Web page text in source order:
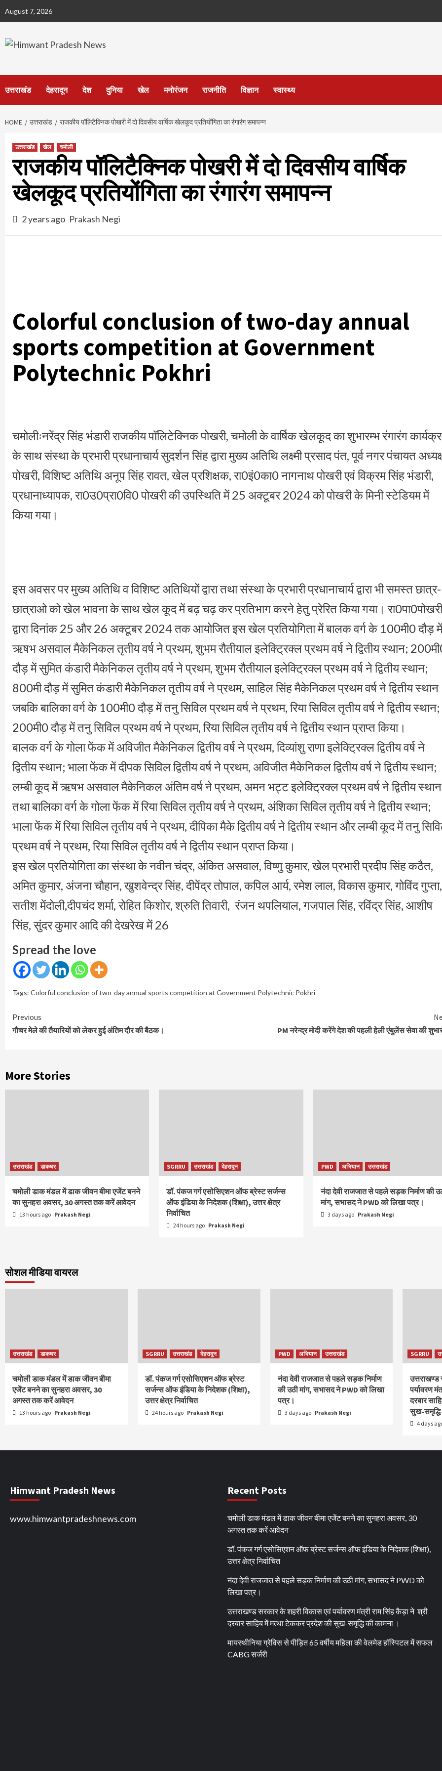
August 7, 2026
उत्तराखंड देहरादून देश दुनिया खेल मनोरंजन राजनीति विज्ञान स्वास्थ्य
HOME उत्तराखंड राजकीय पॉलिटैक्निक पोखरी में दो दिवसीय वार्षिक खेलकूद प्रतियोंगिता का रंगारंग समापन्न
उत्तराखंड खेल चमोली
राजकीय पॉलिटैक्निक पोखरी में दो दिवसीय वार्षिक
खेलकूद प्रतियोंगिता का रंगारंग समापन्न
2 years ago Prakash Negi
Colorful conclusion of two-day annual
sports competition at Government
Polytechnic Pokhri
चमोलीःनरेंद्र सिंह भंडारी राजकीय पॉलिटेक्निक पोखरी, चमोली के वार्षिक खेलकूद का शुभारम्भ रंगारंग
के साथ संस्था के प्रभारी प्रधानाचार्य सुदर्शन सिंह द्वारा मुख्य अतिथि लक्ष्मी प्रसाद पंत, पूर्व नगर पंचायत
पोखरी, विशिष्ट अतिथि अनूप सिंह रावत, खेल प्रशिक्षक, रा0इं0का0 नागनाथ पोखरी एवं विक्रम सिंह भंडारी,
प्रधानाध्यापक, रा0उ0प्रा0वि0 पोखरी की उपस्थिति में 25 अक्टूबर 2024 को पोखरी के मिनी स्टेडियम में
किया गया।
इस अवसर पर मुख्य अतिथि व विशिष्ट अतिथियों द्वारा तथा संस्था के प्रभारी प्रधानाचार्य द्वारा भी समस्त छात्र-
छात्राओ को खेल भावना के साथ खेल कूद में बढ़ चढ़ कर प्रतिभाग करने हेतु प्रेरित किया गया। रा0पा0पोखरी
द्वारा दिनांक 25 और 26 अक्टूबर 2024 तक आयोजित इस खेल प्रतियोगिता में बालक वर्ग के 100मी0 दौड़ में
ऋषभ असवाल मैकेनिकल तृतीय वर्ष ने प्रथम, शुभम रौतीयाल इलेक्ट्रिक्ल प्रथम वर्ष ने द्वितीय स्थान;
दौड़ में सुमित कंडारी मैकेनिकल तृतीय वर्ष ने प्रथम, शुभम रौतीयाल इलेक्ट्रिक्ल प्रथम वर्ष ने द्वितीय स्थान;
800मी दौड़ में सुमित कंडारी मैकेनिकल तृतीय वर्ष ने प्रथम, साहिल सिंह मैकेनिकल प्रथम वर्ष ने द्वितीय स्थान
जबकि बालिका वर्ग के 100मी0 दौड़ में तनु सिविल प्रथम वर्ष ने प्रथम, रिया सिविल तृतीय वर्ष ने द्वितीय स्थान;
200मी0 दौड़ में तनु सिविल प्रथम वर्ष ने प्रथम, रिया सिविल तृतीय वर्ष ने द्वितीय स्थान प्राप्त किया।
बालक वर्ग के गोला फेंक में अविजीत मैकेनिकल द्वितीय वर्ष ने प्रथम, दिव्यांशु राणा इलेक्ट्रिक्ल द्वितीय वर्ष ने
द्वितीय स्थान; भाला फेंक में दीपक सिविल द्वितीय वर्ष ने प्रथम, अविजीत मैकेनिकल द्वितीय वर्ष ने द्वितीय स्थान;
लम्बी कूद में ऋषभ असवाल मैकेनिकल अंतिम वर्ष ने प्रथम, अमन भट्ट इलेक्ट्रिक्ल प्रथम वर्ष ने द्वितीय स्थान
तथा बालिका वर्ग के गोला फेंक में रिया सिविल तृतीय वर्ष ने प्रथम, अंशिका सिविल तृतीय वर्ष ने द्वितीय स्थान;
भाला फेंक में रिया सिविल तृतीय वर्ष ने प्रथम, दीपिका मैके द्वितीय वर्ष ने द्वितीय स्थान और लम्बी कूद में तनु
प्रथम वर्ष ने प्रथम, रिया सिविल तृतीय वर्ष ने द्वितीय स्थान प्राप्त किया।
इस खेल प्रतियोगिता का संस्था के नवीन चंद्र, अंकित असवाल, विष्णु कुमार, खेल प्रभारी प्रदीप सिंह कठैत,
अमित कुमार, अंजना चौहान, खुशवेन्द्र सिंह, दीपेंद्र तोपाल, कपिल आर्य, रमेश लाल, विकास कुमार, गोविंद गुप्ता,
सतीश मेंदोली,दीपचंद शर्मा, रोहित किशोर, श्रुति तिवारी, रंजन थपलियाल, गजपाल सिंह, रविंद्र सिंह, आशीष
सिंह, सुंदर कुमार आदि की देखरेख में 26
Spread the love
Tags: Colorful conclusion of two-day annual sports competition at Government Polytechnic Pokhri
Continue
Reading
Previous
गौचर मेले की तैयारियों को लेकर हुई अंतिम दौर की बैठक।
PM नरेन्द्र मोदी करेंगे देश की पहली हेली एंबुलेंस सेवा की
More Stories
उत्तराखंड डाकघर
चमोली डाक मंडल में डाक जीवन बीमा एजेंट बनने
का सुनहरा अवसर, 30 अगस्त तक करें आवेदन
13 hours ago Prakash Negi
SGRRU उत्तराखंड देहरादून
डॉ. पंकज गर्ग एसोसिएशन ऑफ ब्रेस्ट सर्जन्स
ऑफ इंडिया के निदेशक (शिक्षा), उत्तर क्षेत्र
निर्वाचित
24 hours ago Prakash Negi
PWD अभियान उत्तराखंड
नंदा देवी राजजात से पहले सड़क निर्माण की
मांग, सभासद ने PWD को लिखा पत्र।
3 days ago Prakash Negi
सोशल मीडिया वायरल
उत्तराखंड डाकघर
चमोली डाक मंडल में डाक जीवन बीमा
एजेंट बनने का सुनहरा अवसर, 30
अगस्त तक करें आवेदन
13 hours ago Prakash Negi
SGRRU उत्तराखंड देहरादून
डॉ. पंकज गर्ग एसोसिएशन ऑफ ब्रेस्ट
सर्जन्स ऑफ इंडिया के निदेशक (शिक्षा),
उत्तर क्षेत्र निर्वाचित
24 hours ago Prakash Negi
PWD अभियान उत्तराखंड
नंदा देवी राजजात से पहले सड़क निर्माण
की उठी मांग, सभासद ने PWD को लिखा
पत्र।
3 days ago Prakash Negi
SGRRU
पर्यावरण
दरबार
सुख-समृद्धि
4 days
Himwant Pradesh News
www.himwantpradeshnews.com
Recent Posts
चमोली डाक मंडल में डाक जीवन बीमा एजेंट बनने का सुनहरा अवसर, 30
अगस्त तक करें आवेदन
डॉ. पंकज गर्ग एसोसिएशन ऑफ ब्रेस्ट सर्जन्स ऑफ इंडिया के निदेशक (शिक्षा),
उत्तर क्षेत्र निर्वाचित
नंदा देवी राजजात से पहले सड़क निर्माण की उठी मांग, सभासद ने PWD को
लिखा पत्र।
उत्तराखण्ड सरकार के शहरी विकास एवं पर्यावरण मंत्री राम सिंह कैड़ा ने श्री
दरबार साहिब में मत्था टेककर प्रदेश की सुख-समृद्धि की कामना ।
मायस्थीनिया ग्रेविस से पीड़ित 65 वर्षीय महिला की वेलमेड हॉस्पिटल में सफल
CABG सर्जरी